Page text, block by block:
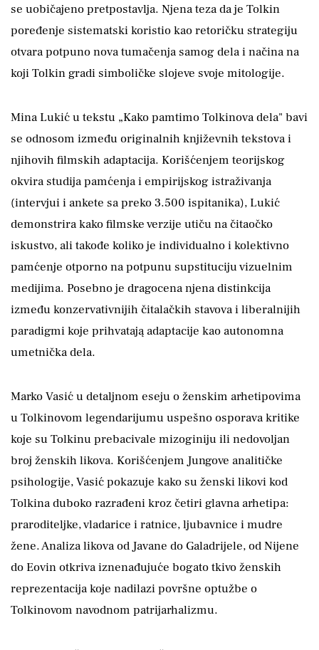
se uobičajeno pretpostavlja. Njena teza da je Tolkin
poređenje sistematski koristio kao retoričku strategiju
otvara potpuno nova tumačenja samog dela i načina na
koji Tolkin gradi simboličke slojeve svoje mitologije.
Mina Lukić u tekstu „Kako pamtimo Tolkinova dela" bavi
se odnosom između originalnih književnih tekstova i
njihovih filmskih adaptacija. Korišćenjem teorijskog
okvira studija pamćenja i empirijskog istraživanja
(intervjui i ankete sa preko 3.500 ispitanika), Lukić
demonstrira kako filmske verzije utiču na čitaočko
iskustvo, ali takođe koliko je individualno i kolektivno
pamćenje otporno na potpunu supstituciju vizuelnim
medijima. Posebno je dragocena njena distinkcija
između konzervativnijih čitalačkih stavova i liberalnijih
paradigmi koje prihvatają adaptacije kao autonomna
umetnička dela.
Marko Vasić u detaljnom eseju o ženskim arhetipovima
u Tolkinovom legendarijumu uspešno osporava kritike
koje su Tolkinu prebacivale mizoginiju ili nedovoljan
broj ženskih likova. Korišćenjem Jungove analitičke
psihologije, Vasić pokazuje kako su ženski likovi kod
Tolkina duboko razrađeni kroz četiri glavna arhetipa:
praroditeljke, vladarice i ratnice, ljubavnice i mudre
žene. Analiza likova od Javane do Galadrijele, od Nijene
do Eovin otkriva iznenađujuće bogato tkivo ženskih
reprezentacija koje nadilazi površne optužbe o
Tolkinovom navodnom patrijarhalizmu.